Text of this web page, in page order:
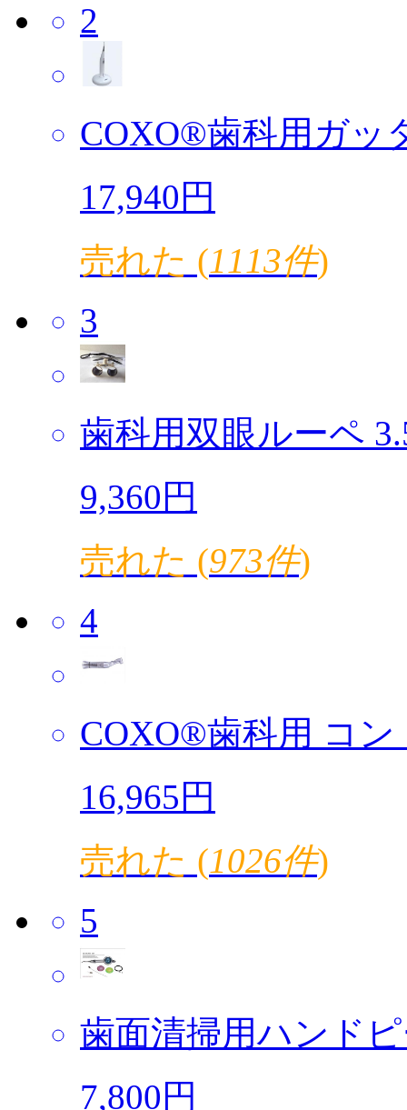
2
COXO®歯科用ガッ
17,940円
売れた (1113件)
3
歯科用双眼ルーペ
9,360円
売れた (973件)
4
COXO®歯科用 コン
16,965円
売れた (1026件)
5
歯面清掃用ハンド
7,800円